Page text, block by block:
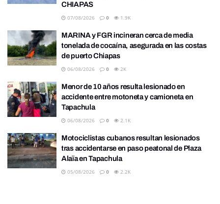
CHIAPAS
07/08/2026 0 1.9K
MARINA y FGR incineran cerca de media
tonelada de cocaína, asegurada en las costas
de puerto Chiapas
06/08/2026 0 2K
Menor de 10 años resulta lesionado en
accidente entre motoneta y camioneta en
Tapachula
06/08/2026 0 2.1K
Motociclistas cubanos resultan lesionados
tras accidentarse en paso peatonal de Plaza
Alaïa en Tapachula
05/08/2026 0 2.2K